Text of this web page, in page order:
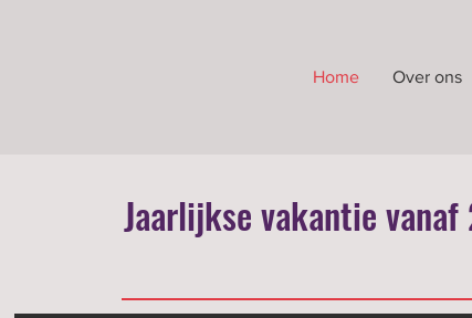
Home Over ons
Jaarlijkse vakantie